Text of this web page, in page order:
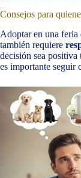
Consejos para
Adoptar en una feria
también requiere
decisión sea
es importante seguir